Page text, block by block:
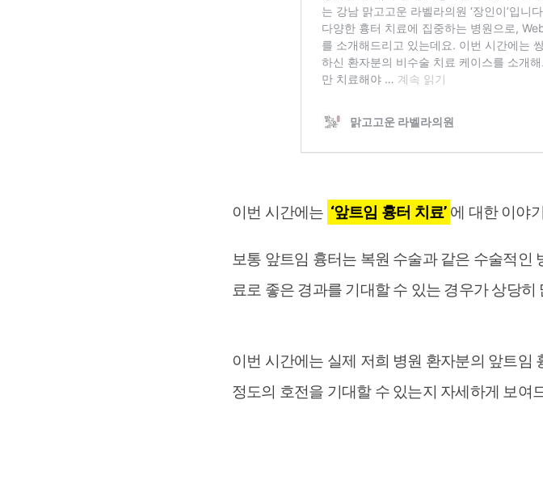
이번 시간에는 ‘앞트임 흉터 치료’ 에 대한 이야
보통 앞트임 흉터는 복원 수술과 같은 수술적인
료로 좋은 경과를 기대할 수 있는 경우가 상당히
이번 시간에는 실제 저희 병원 환자분의 앞트
정도의 호전을 기대할 수 있는지 자세하게 보여